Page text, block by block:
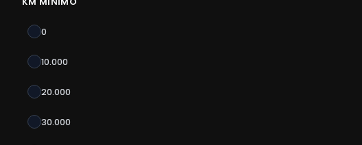
0
10.000
20.000
30.000